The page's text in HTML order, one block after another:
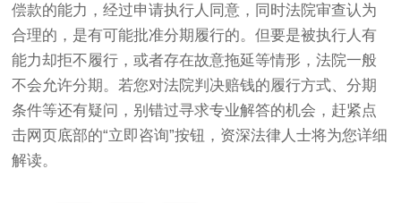
偿款的能力，经过申请执行人同意，同时法院审查认为
合理的，是有可能批准分期履行的。但要是被执行人有
能力却拒不履行，或者存在故意拖延等情形，法院一般
不会允许分期。若您对法院判决赔钱的履行方式、分期
条件等还有疑问，别错过寻求专业解答的机会，赶紧点
击网页底部的“立即咨询”按钮，资深法律人士将为您详细
解读。